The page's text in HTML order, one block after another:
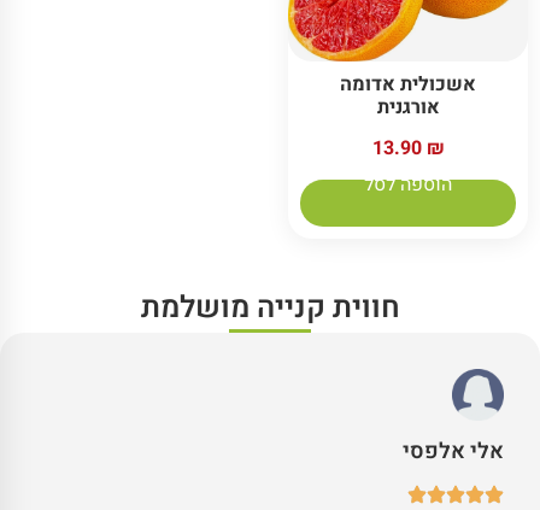
אשכולית אדומה
אורגנית
13.90 ₪
הוספה לסל
חווית קנייה מושלמת
אלי אלפסי